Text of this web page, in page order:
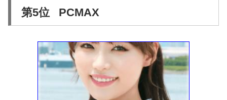
第5位 PCMAX